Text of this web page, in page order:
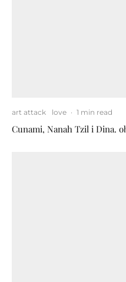
art attack love · 1 min read
Cunami, Nanah Tzil i Dina.